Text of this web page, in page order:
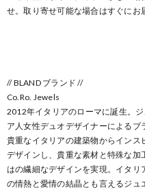
せ。取り寄せ可能な場合はすぐにお
// BLAND ブランド //
Co.Ro. Jewels
2012年イタリアのローマに誕生。
ア人女性デュオデザイナーによるブ
貴重なイタリアの建築物からインス
デザインし、貴重な素材と特殊な
はの繊細なデザインを実現。イタ
の情熱と愛情の結晶とも言えるジ